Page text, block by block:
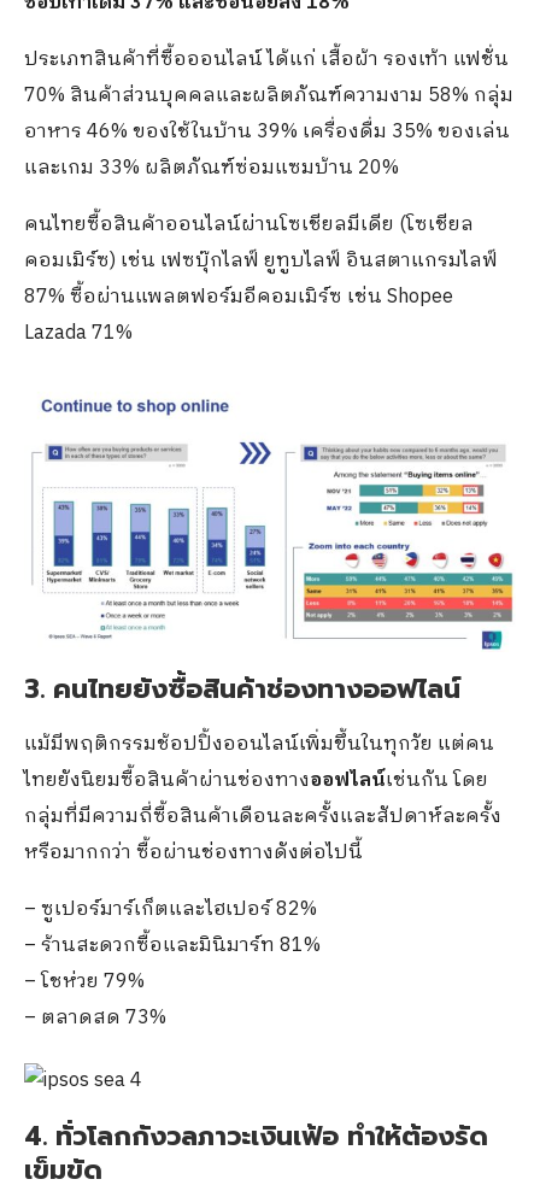
ประเภทสินค้าที่ซื้อออนไลน์ ได้แก่ เสื้อผ้า รองเท้า แฟชั่น
70% สินค้าส่วนบุคคลและผลิตภัณฑ์ความงาม 58% กลุ่ม
อาหาร 46% ของใช้ในบ้าน 39% เครื่องดื่ม 35% ของเล่น
และเกม 33% ผลิตภัณฑ์ซ่อมแซมบ้าน 20%
คนไทยซื้อสินค้าออนไลน์ผ่านโซเชียลมีเดีย (โซเชียล
คอมเมิร์ซ) เช่น เฟซบุ๊กไลฟ์ ยูทูบไลฟ์ อินสตาแกรมไลฟ์
87% ซื้อผ่านแพลตฟอร์มอีคอมเมิร์ซ เช่น Shopee
Lazada 71%
3. คนไทยยังซื้อสินค้าช่องทางออฟไลน์
แม้มีพฤติกรรมช้อปปิ้งออนไลน์เพิ่มขึ้นในทุกวัย แต่คน
ไทยยังนิยมซื้อสินค้าผ่านช่องทางออฟไลน์เช่นกัน โดย
กลุ่มที่มีความถี่ซื้อสินค้าเดือนละครั้งและสัปดาห์ละครั้ง
หรือมากกว่า ซื้อผ่านช่องทางดังต่อไปนี้
– ซูเปอร์มาร์เก็ตและไฮเปอร์ 82%
– ร้านสะดวกซื้อและมินิมาร์ท 81%
– โชห่วย 79%
– ตลาดสด 73%
4. ทั่วโลกกังวลภาวะเงินเฟ้อ ทำให้ต้องรัด
เข็มขัด